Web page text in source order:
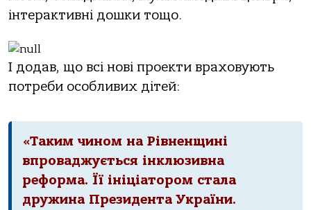
інтерактивні дошки тощо.
І додав, що всі нові проекти враховують
потреби особливих дітей:
«Таким чином на Рівненщині
впроваджується інклюзивна
реформа. Її ініціатором стала
дружина Президента України.